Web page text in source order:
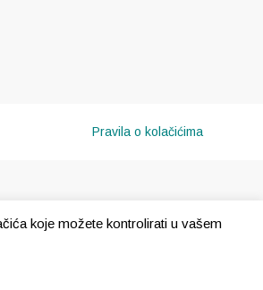
Pravila o kolačićima
koje možete kontrolirati u vašem